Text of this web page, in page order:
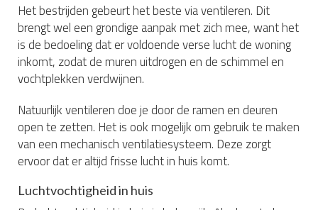
Het bestrijden gebeurt het beste via ventileren. Dit
brengt wel een grondige aanpak met zich mee, want het
is de bedoeling dat er voldoende verse lucht de woning
inkomt, zodat de muren uitdrogen en de schimmel en
vochtplekken verdwijnen.
Natuurlijk ventileren doe je door de ramen en deuren
open te zetten. Het is ook mogelijk om gebruik te maken
van een mechanisch ventilatiesysteem. Deze zorgt
ervoor dat er altijd frisse lucht in huis komt.
Luchtvochtigheid in huis